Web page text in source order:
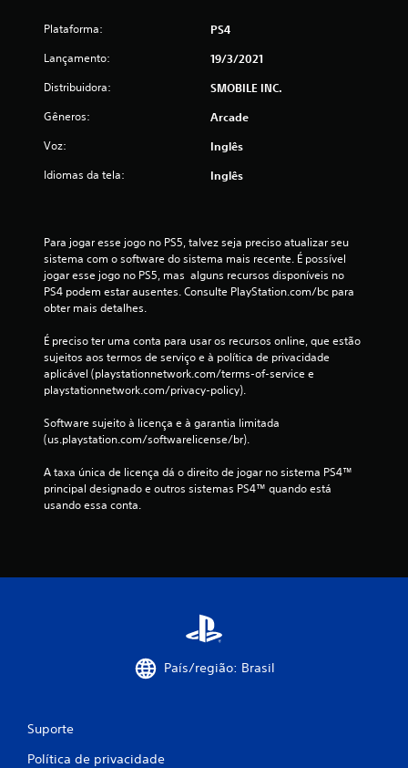
c
a
ç
õ
Plataforma: PS4
Lançamento: 19/3/2021
Distribuidora: SMOBILE INC.
Gêneros: Arcade
Voz: Inglês
Idiomas da tela: Inglês
Para jogar esse jogo no PS5, talvez seja preciso atualizar seu
sistema com o software do sistema mais recente. É possível
jogar esse jogo no PS5, mas  alguns recursos disponíveis no
PS4 podem estar ausentes. Consulte PlayStation.com/bc para
obter mais detalhes.
É preciso ter uma conta para usar os recursos online, que estão
sujeitos aos termos de serviço e à política de privacidade
aplicável (playstationnetwork.com/terms-of-service e
playstationnetwork.com/privacy-policy).
Software sujeito à licença e à garantia limitada
(us.playstation.com/softwarelicense/br).
A taxa única de licença dá o direito de jogar no sistema PS4™
principal designado e outros sistemas PS4™ quando está
usando essa conta.
País/região: Brasil
Suporte
Política de privacidade